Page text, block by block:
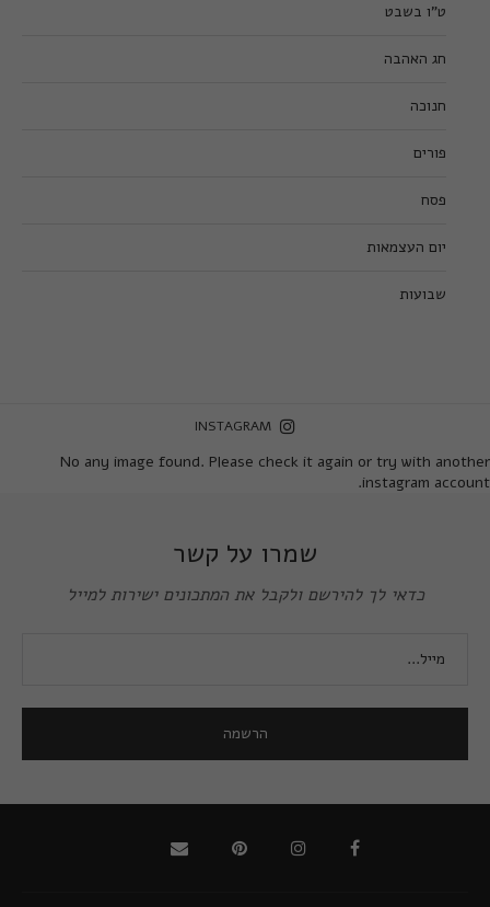
ט”ו בשבט
חג האהבה
חנוכה
פורים
פסח
יום העצמאות
שבועות
INSTAGRAM
No any image found. Please check it again or try with another
instagram account.
שמרו על קשר
כדאי לך להירשם ולקבל את המתכונים ישירות למייל